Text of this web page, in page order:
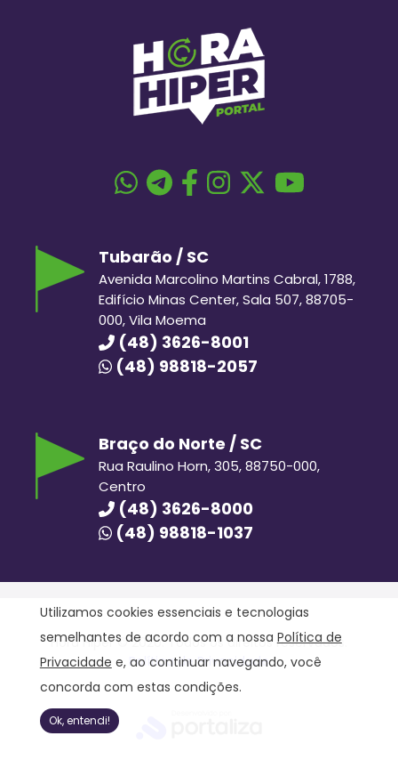
Tubarão / SC
Avenida Marcolino Martins Cabral, 1788,
Edifício Minas Center, Sala 507, 88705-
000, Vila Moema
(48) 3626-8001
(48) 98818-2057
Braço do Norte / SC
Rua Raulino Horn, 305, 88750-000,
Centro
(48) 3626-8000
(48) 98818-1037
Hora Hiper © 2020. Todos os direitos reservados.
Política de Privacidade
Utilizamos cookies essenciais e tecnologias
semelhantes de acordo com a nossa Política de
Privacidade e, ao continuar navegando, você
concorda com estas condições.
Ok, entendi!